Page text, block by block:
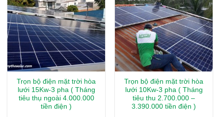
Trọn bộ điện mặt trời hòa
lưới 15Kw-3 pha ( Tháng
tiêu thụ ngoài 4.000.000
tiền điện )
Trọn bộ điện mặt trời hòa
lưới 10Kw-3 pha ( Tháng
tiêu thu 2.700.000 –
3.390.000 tiền điện )